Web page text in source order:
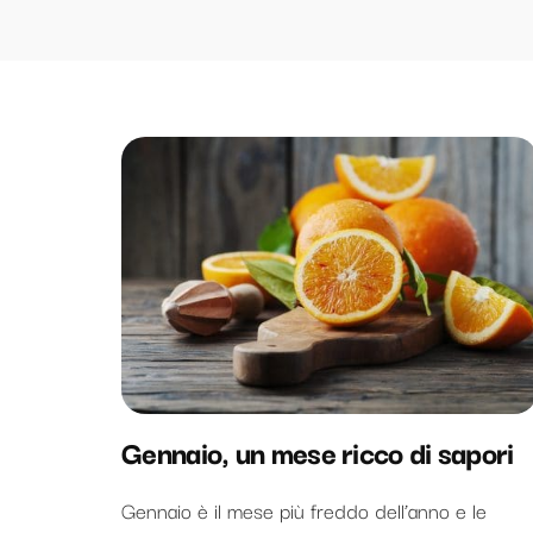
Gennaio, un mese ricco di sapori
Gennaio è il mese più freddo dell’anno e le